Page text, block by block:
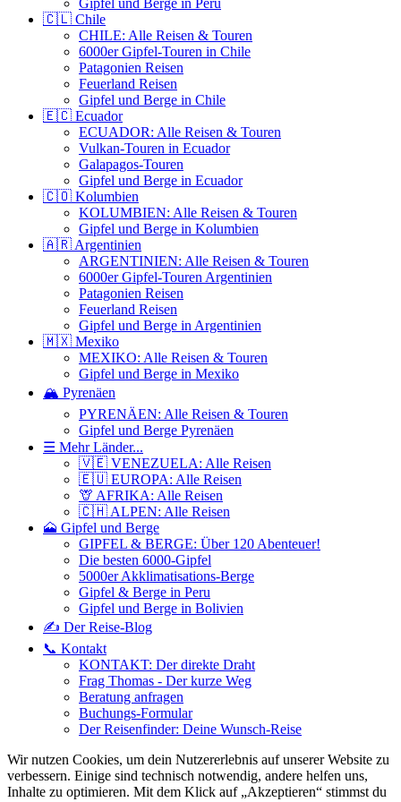
Gipfel und Berge in Peru
🇨🇱 Chile
CHILE: Alle Reisen & Touren
6000er Gipfel-Touren in Chile
Patagonien Reisen
Feuerland Reisen
Gipfel und Berge in Chile
🇪🇨 Ecuador
ECUADOR: Alle Reisen & Touren
Vulkan-Touren in Ecuador
Galapagos-Touren
Gipfel und Berge in Ecuador
🇨🇴 Kolumbien
KOLUMBIEN: Alle Reisen & Touren
Gipfel und Berge in Kolumbien
🇦🇷 Argentinien
ARGENTINIEN: Alle Reisen & Touren
6000er Gipfel-Touren Argentinien
Patagonien Reisen
Feuerland Reisen
Gipfel und Berge in Argentinien
🇲🇽 Mexiko
MEXIKO: Alle Reisen & Touren
Gipfel und Berge in Mexiko
🏔️ Pyrenäen
PYRENÄEN: Alle Reisen & Touren
Gipfel und Berge Pyrenäen
☰ Mehr Länder...
🇻🇪 VENEZUELA: Alle Reisen
🇪🇺 EUROPA: Alle Reisen
🦒 AFRIKA: Alle Reisen
🇨🇭 ALPEN: Alle Reisen
🗻 Gipfel und Berge
GIPFEL & BERGE: Über 120 Abenteuer!
Die besten 6000-Gipfel
5000er Akklimatisations-Berge
Gipfel & Berge in Peru
Gipfel und Berge in Bolivien
✍️ Der Reise-Blog
📞 Kontakt
KONTAKT: Der direkte Draht
Frag Thomas - Der kurze Weg
Beratung anfragen
Buchungs-Formular
Der Reisenfinder: Deine Wunsch-Reise
Wir nutzen Cookies, um dein Nutzererlebnis auf unserer Website zu
verbessern. Einige sind technisch notwendig, andere helfen uns,
Inhalte zu optimieren. Mit dem Klick auf „Akzeptieren“ stimmst du